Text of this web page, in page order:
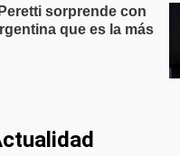
sorprende con
que es la más